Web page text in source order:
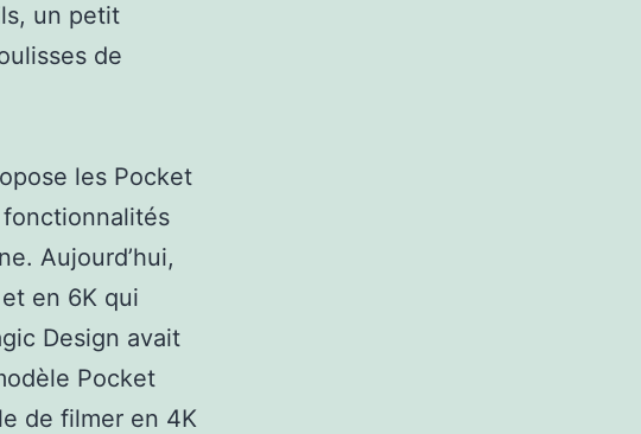
un petit
de
les Pocket
Aujourd’hui,
en 6K qui
Design avait
Pocket
de filmer en 4K